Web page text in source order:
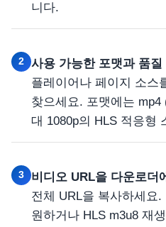
니다.
2 사용 가능한 포맷과 품질
플레이어나 페이지 소스
찾으세요. 포맷에는 mp4
대 1080p의 HLS 적응형
3 비디오 URL을 다운로더
전체 URL을 복사하세요.
원하거나 HLS m3u8 재